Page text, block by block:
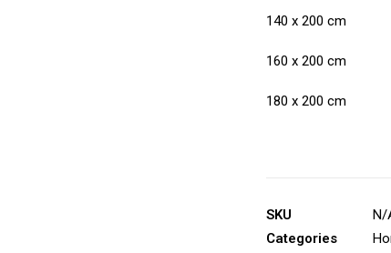
140 x 200 cm
160 x 200 cm
180 x 200 cm
SKU
N/
Categories